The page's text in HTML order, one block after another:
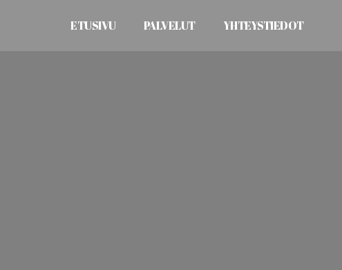
ETUSIVU PALVELUT YHTEYSTIEDOT